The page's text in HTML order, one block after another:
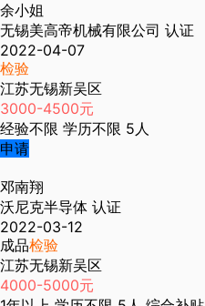
余小姐
无锡美高帝机械有限公司 认证
2022-04-07
检验
江苏无锡新吴区
3000-4500元
经验不限 学历不限 5人
申请
邓南翔
沃尼克半导体 认证
2022-03-12
成品检验
江苏无锡新吴区
4000-5000元